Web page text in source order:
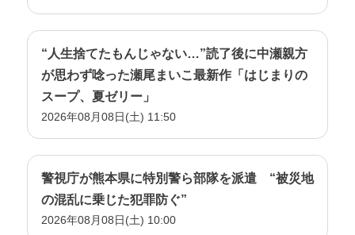
“人生捨てたもんじゃない…”読了後に中瀬親方
が思わず唸った瀬尾まいこ最新作「はじまりの
スープ、夏ゼリー」
2026年08月08日(土) 11:50
警視庁が熊本県に特別警ら部隊を派遣 “被災地
の混乱に乗じた犯罪防ぐ”
2026年08月08日(土) 10:00